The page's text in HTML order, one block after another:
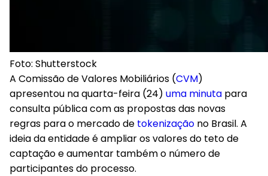
Foto: Shutterstock
A Comissão de Valores Mobiliários (CVM)
apresentou na quarta-feira (24) uma minuta para
consulta pública com as propostas das novas
regras para o mercado de tokenização no Brasil. A
ideia da entidade é ampliar os valores do teto de
captação e aumentar também o número de
participantes do processo.